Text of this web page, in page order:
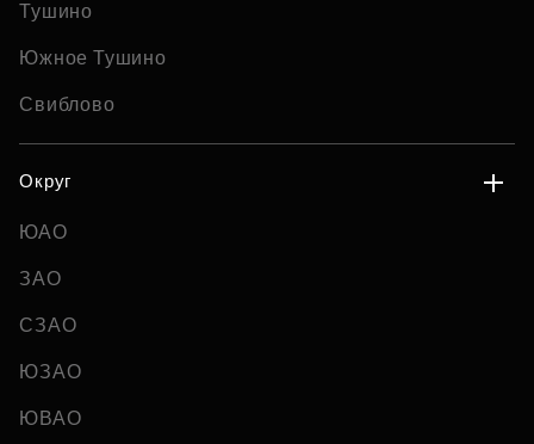
Тушино
Южное Тушино
Свиблово
Округ
ЮАО
ЗАО
СЗАО
ЮЗАО
ЮВАО